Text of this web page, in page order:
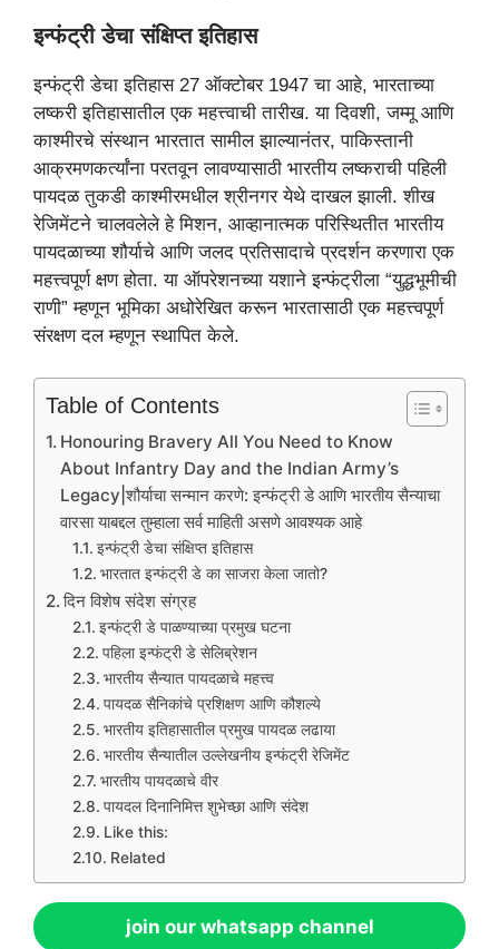
इन्फंट्री डेचा संक्षिप्त इतिहास
इन्फंट्री डेचा इतिहास 27 ऑक्टोबर 1947 चा आहे, भारताच्या
लष्करी इतिहासातील एक महत्त्वाची तारीख. या दिवशी, जम्मू आणि
काश्मीरचे संस्थान भारतात सामील झाल्यानंतर, पाकिस्तानी
आक्रमणकर्त्यांना परतवून लावण्यासाठी भारतीय लष्कराची पहिली
पायदळ तुकडी काश्मीरमधील श्रीनगर येथे दाखल झाली. शीख
रेजिमेंटने चालवलेले हे मिशन, आव्हानात्मक परिस्थितीत भारतीय
पायदळाच्या शौर्याचे आणि जलद प्रतिसादाचे प्रदर्शन करणारा एक
महत्त्वपूर्ण क्षण होता. या ऑपरेशनच्या यशाने इन्फंट्रीला “युद्धभूमीची
राणी” म्हणून भूमिका अधोरेखित करून भारतासाठी एक महत्त्वपूर्ण
संरक्षण दल म्हणून स्थापित केले.
Table of Contents
Honouring Bravery All You Need to Know
About Infantry Day and the Indian Army’s
Legacy|शौर्याचा सन्मान करणे: इन्फंट्री डे आणि भारतीय सैन्याचा
वारसा याबद्दल तुम्हाला सर्व माहिती असणे आवश्यक आहे
इन्फंट्री डेचा संक्षिप्त इतिहास
भारतात इन्फंट्री डे का साजरा केला जातो?
दिन विशेष संदेश संग्रह
इन्फंट्री डे पाळण्याच्या प्रमुख घटना
पहिला इन्फंट्री डे सेलिब्रेशन
भारतीय सैन्यात पायदळाचे महत्त्व
पायदळ सैनिकांचे प्रशिक्षण आणि कौशल्ये
भारतीय इतिहासातील प्रमुख पायदळ लढाया
भारतीय सैन्यातील उल्लेखनीय इन्फंट्री रेजिमेंट
भारतीय पायदळाचे वीर
पायदल दिनानिमित्त शुभेच्छा आणि संदेश
Like this:
Related
join our whatsapp channel